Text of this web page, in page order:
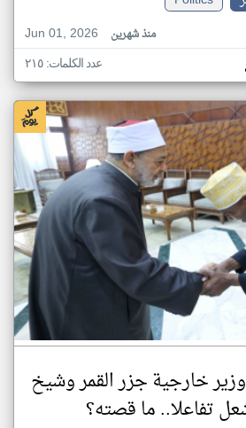
Jun 01, 2026
منذ شهرين
عدد الكلمات: ٢١٥
وزير خارجية جزر القمر وشيخ
تفاعلا.. ما قصته؟